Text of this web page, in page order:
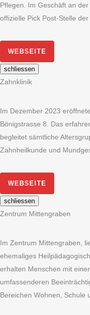
Pflegen. Im Geschäft an
offizielle Pick Post-Stelle
WEBSEITE
schliessen
Zahnklinik
Im Dezember 2023
Bönigstrasse 8. Das
begleitet sämtliche
Zahnheilkunde und
WEBSEITE
schliessen
Zentrum Mittengraben
Im Zentrum Mittengraben,
ehemaliges
erhalten Menschen mit
umfassenderen
Bereichen Wohnen, Schule